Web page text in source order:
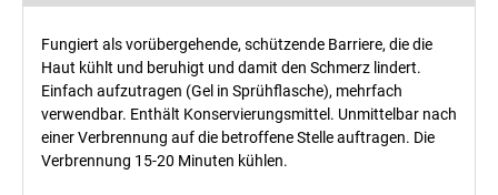
Fungiert als vorübergehende, schützende Barriere, die die
Haut kühlt und beruhigt und damit den Schmerz lindert.
Einfach aufzutragen (Gel in Sprühflasche), mehrfach
verwendbar. Enthält Konservierungsmittel. Unmittelbar nach
einer Verbrennung auf die betroffene Stelle auftragen. Die
Verbrennung 15-20 Minuten kühlen.